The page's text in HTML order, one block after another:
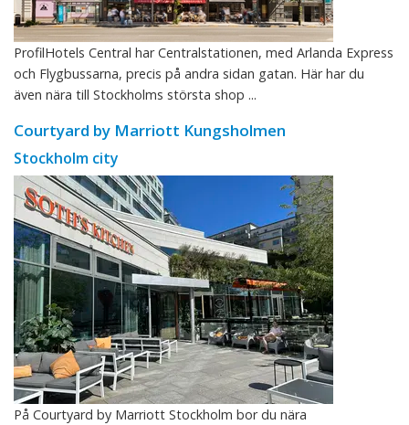
ProfilHotels Central har Centralstationen, med Arlanda Express
och Flygbussarna, precis på andra sidan gatan. Här har du
även nära till Stockholms största shop ...
Courtyard by Marriott Kungsholmen
Stockholm city
På Courtyard by Marriott Stockholm bor du nära